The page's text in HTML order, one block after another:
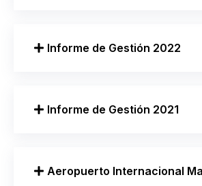
Informe de Gestión 2022
Informe de Gestión 2021
Aeropuerto Internacional